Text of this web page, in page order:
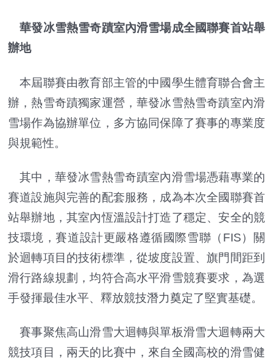
華發冰雪熱雪奇蹟室內滑雪場成全國聯賽首站舉
辦地
本屆聯賽由教育部主管的中國學生體育聯合會主
辦，熱雪奇蹟獨家運營，華發冰雪熱雪奇蹟室內滑
雪場作為協辦單位，多方協同保障了賽事的專業度
與規範性。
其中，華發冰雪熱雪奇蹟室內滑雪場憑藉專業的
賽道設施與完善的配套服務，成為本次全國聯賽首
站舉辦地，其室內恆溫設計打造了穩定、安全的競
技環境，賽道設計更嚴格遵循國際雪聯（FIS）關
於迴轉項目的技術標準，從坡度設置、旗門間距到
滑行路線規劃，均符合高水平滑雪競賽要求，為選
手發揮最佳水平、釋放競技潛力奠定了堅實基礎。
賽事聚焦高山滑雪大迴轉與單板滑雪大迴轉兩大
競技項目，兩天的比賽中，來自全國高校的滑雪健